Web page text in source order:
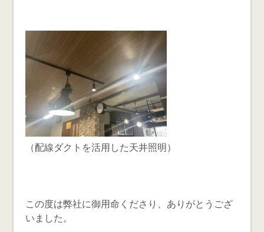
（配線ダクトを活用した天井照明）
この度は弊社に御用命くださり、ありがとうござ
いました。